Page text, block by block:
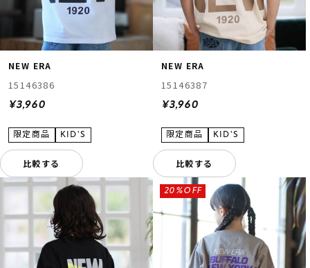
NEW ERA
15146386
¥3,960
比較する
NEW ERA
15146387
¥3,960
比較する
20%OFF